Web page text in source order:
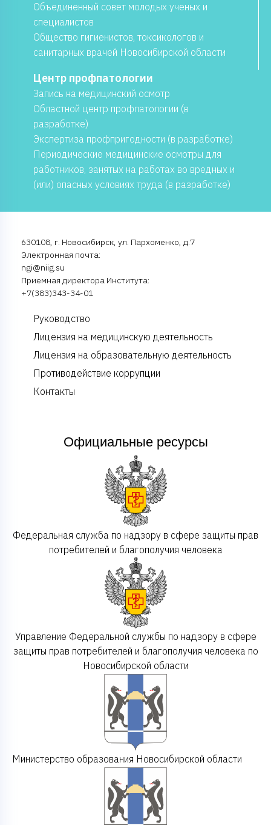
Объединенный совет молодых ученых и
специалистов
Общество гигиенистов, токсикологов и
санитарных врачей Новосибирской области
Центр профпатологии
Запись на медицинский осмотр
Областной центр профпатологии (в
разработке)
Экспертиза профпригодности (в разработке)
Периодические медицинские осмотры для
работников, занятых на работах во вредных и
(или) опасных условиях труда (в разработке)
630108, г. Новосибирск, ул. Пархоменко, д.7
Электронная почта:
ngi@niig.su
Приемная директора Института:
+7(383)343-34-01
Руководство
Лицензия на медицинскую деятельность
Лицензия на образовательную деятельность
Противодействие коррупции
Контакты
Официальные ресурсы
Федеральная служба по надзору в сфере защиты прав
потребителей и благополучия человека
Управление Федеральной службы по надзору в сфере
защиты прав потребителей и благополучия человека по
Новосибирской области
Министерство образования Новосибирской области